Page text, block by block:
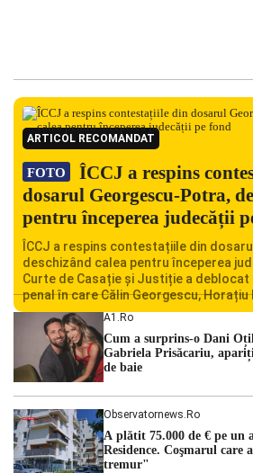
ARTICOL RECOMANDAT
FOTO
ÎCCJ a respins
dosarul Georgescu-Potra,
pentru începerea judecății
ÎCCJ a respins contestațiile din
deschizând calea pentru începerea
Curte de Casație și Justiție a deblocat
penal în care Călin Georgescu,
persoane sunt acuzați de acțiuni
ordinii constituționale. În ședința din
judecătorii de la instanța supremă au
A1.ro
Cum a surprins-o Dani
Gabriela Prisăcariu,
de baie
Observatornews.ro
A plătit 75.000 de € pe un
Residence. Coşmarul
tremur"